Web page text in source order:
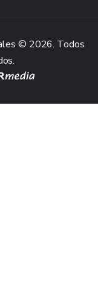
© 2026. Todos